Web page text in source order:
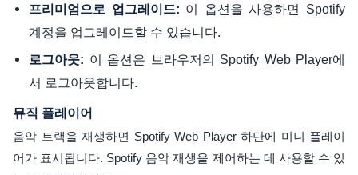
프리미엄으로 업그레이드: 이 옵션을 사용하면 Spotify
계정을 업그레이드할 수 있습니다.
로그아웃: 이 옵션은 브라우저의 Spotify Web Player에
서 로그아웃합니다.
뮤직 플레이어
음악 트랙을 재생하면 Spotify Web Player 하단에 미니 플레이
어가 표시됩니다. Spotify 음악 재생을 제어하는 ​​데 사용할 수 있